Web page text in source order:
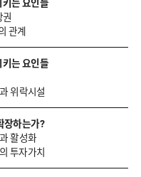
는 요인들
관계
는 요인들
위락시설
장하는가?
활성화
투자가치